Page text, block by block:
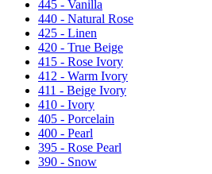
445 - Vanilla
440 - Natural Rose
425 - Linen
420 - True Beige
415 - Rose Ivory
412 - Warm Ivory
411 - Beige Ivory
410 - Ivory
405 - Porcelain
400 - Pearl
395 - Rose Pearl
390 - Snow